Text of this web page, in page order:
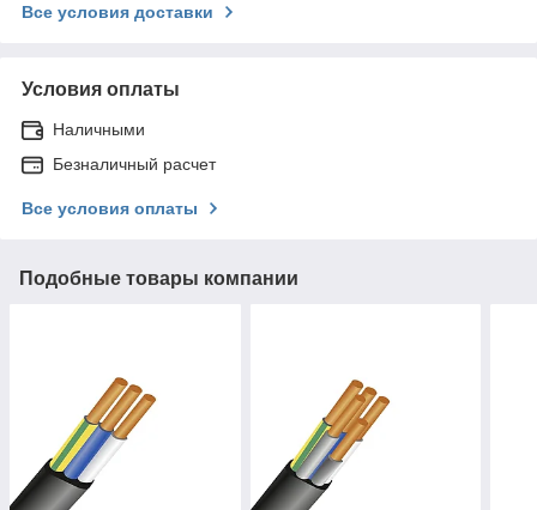
Все условия доставки
Условия оплаты
Наличными
Безналичный расчет
Все условия оплаты
Подобные товары компании